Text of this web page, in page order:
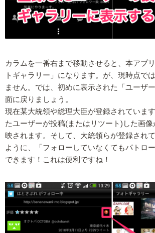
カラムを一番右まで移動させると、本アプ
トギャラリー」になります。が、現時点で
ません。では、初めに表示された「ユーザ
面に戻りましょう。
現在某大統領や総理大臣が登録されていま
たユーザーが投稿(またはリツート)した画像
映されます。そして、大統領らが登録され
ように、「フォローしていなくてもパトロ
できます！これは便利ですね！